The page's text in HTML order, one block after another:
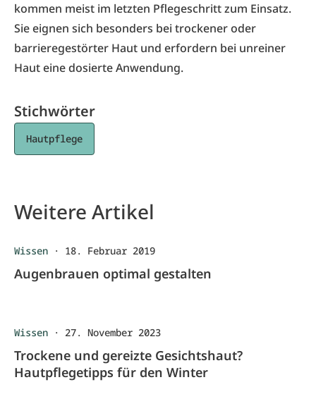
kommen meist im letzten Pflegeschritt zum Einsatz.
Sie eignen sich besonders bei trockener oder
barrieregestörter Haut und erfordern bei unreiner
Haut eine dosierte Anwendung.
Stichwörter
Hautpflege
Weitere Artikel
Wissen · 18. Februar 2019
Augenbrauen optimal gestalten
Wissen · 27. November 2023
Trockene und gereizte Gesichtshaut?
Hautpflegetipps für den Winter